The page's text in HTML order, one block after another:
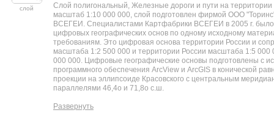
слой
Слой полигональный, Железные дороги и пути на
масштаб 1:10 000 000, слой подготовлен фирмой ООО
ВСЕГЕИ. Специалистами Картфабрики ВСЕГЕИ в 2005 г. было
цифровых географических основ по одному исходному
требованиям. Это цифровая основа территории России и
масштаба 1:2 500 000 и территории России масштаба 1:5 000
000 000. Цифровые географические основы подготовлены с
программного обеспечения ArcView и ArcGIS в конической
проекции на эллипсоиде Красовского с центральным
параллелями 46,4o и 71,8o с.ш.
Развернуть